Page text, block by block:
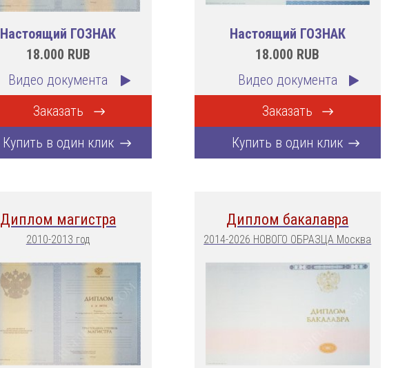
Настоящий ГОЗНАК
18.000 RUB
Видео документа
Заказать
Купить в один клик
Настоящий ГОЗНАК
18.000 RUB
Видео документа
Заказать
Купить в один клик
Диплом магистра
2010-2013 год
Диплом бакалавра
2014-2026 НОВОГО ОБРАЗЦА Москва